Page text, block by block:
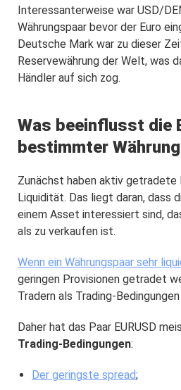
Interessanterweise war USD/
Währungspaar bevor der Euro
Deutsche Mark war zu dieser
Reservewährung der Welt, was
Händler auf sich zog.
Was beeinflusst die
bestimmter
Zunächst haben aktiv getradete
Liquidität. Das liegt daran, dass
einem Asset interessiert sind,
als zu verkaufen ist.
Wenn ein Währungspaar sehr
geringen Provisionen getradet
Tradern als Trading-
Daher hat das Paar EURUSD
Trading-Bedingungen:
Der geringste spread;